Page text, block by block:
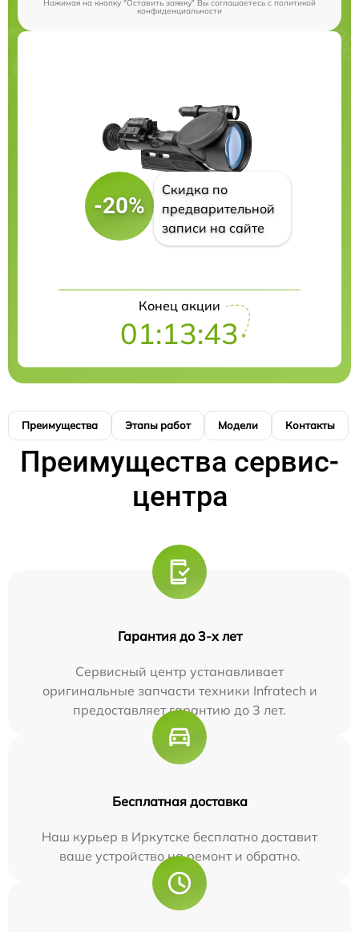
Нажимая на кнопку "Оставить заявку" Вы соглашаетесь cполитикой
конфиденциальности
-20%
Скидка по
предварительной
записи на сайте
Конец акции
01:13:42
Преимущества Этапы работ Модели Контакты
Преимущества сервис-
центра
Гарантия до 3-х лет
Сервисный центр устанавливает
оригинальные запчасти техники Infratech и
предоставляет гарантию до 3 лет.
Бесплатная доставка
Наш курьер в Иркутске бесплатно доставит
ваше устройство на ремонт и обратно.